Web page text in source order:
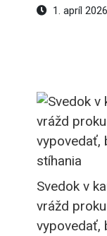
1. apríl 2026
Svedok v
vrážd
vypovedať,